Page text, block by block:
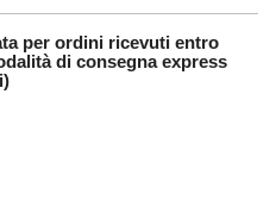
per ordini ricevuti entro
di consegna express